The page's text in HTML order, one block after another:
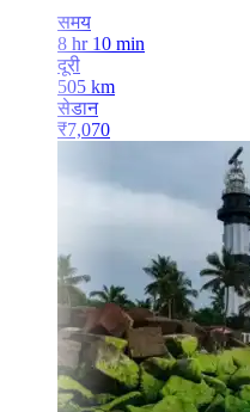
समय
8 hr 10 min
दूरी
505 km
सेडान
₹7,070